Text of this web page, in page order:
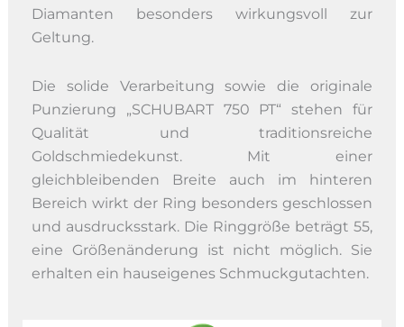
Diamanten besonders wirkungsvoll zur
Geltung.
Die solide Verarbeitung sowie die originale
Punzierung „SCHUBART 750 PT“ stehen für
Qualität und traditionsreiche
Goldschmiedekunst. Mit einer
gleichbleibenden Breite auch im hinteren
Bereich wirkt der Ring besonders geschlossen
und ausdrucksstark. Die Ringgröße beträgt 55,
eine Größenänderung ist nicht möglich. Sie
erhalten ein hauseigenes Schmuckgutachten.